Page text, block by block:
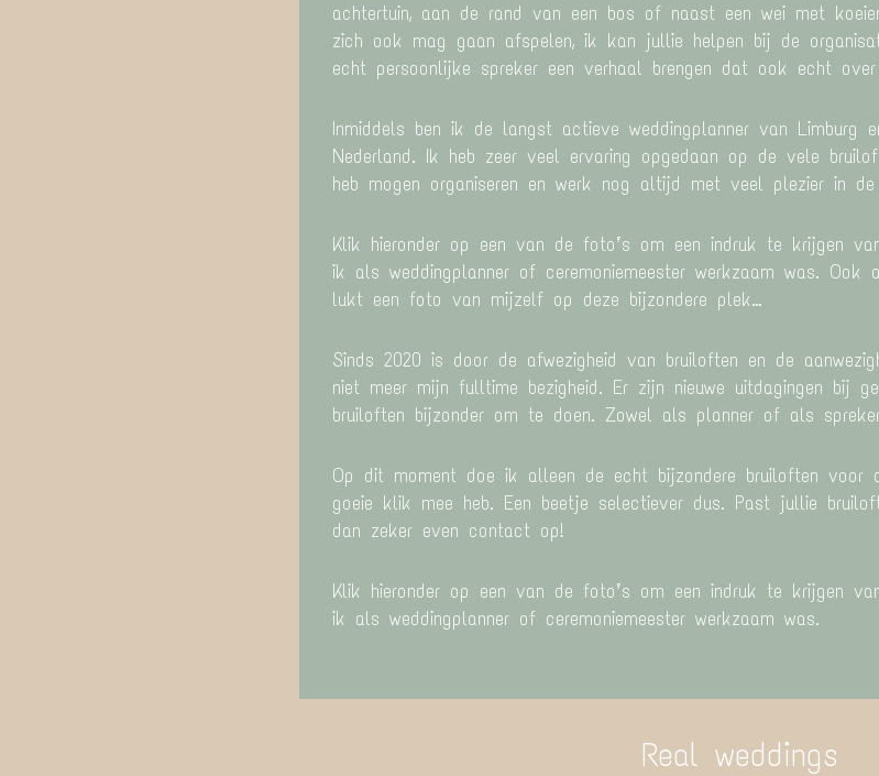
achtertuin, aan de rand van een bos of naast een wei met
zich ook mag gaan afspelen, ik kan jullie helpen bij de
echt persoonlijke spreker een verhaal brengen dat ook echt
Inmiddels ben ik de langst actieve weddingplanner van Limburg
Nederland. Ik heb zeer veel ervaring opgedaan op de vele
heb mogen organiseren en werk nog altijd met veel plezier in de
Klik hieronder op een van de foto’s om een indruk te krijgen
ik als weddingplanner of ceremoniemeester werkzaam was.
lukt een foto van mijzelf op deze bijzondere plek…
Sinds 2020 is door de afwezigheid van bruiloften en de
niet meer mijn fulltime bezigheid. Er zijn nieuwe uitdagingen bij
bruiloften bijzonder om te doen. Zowel als planner of als
Op dit moment doe ik alleen de echt bijzondere bruiloften voor
goeie klik mee heb. Een beetje selectiever dus. Past jullie
dan zeker even contact op!
Klik hieronder op een van de foto’s om een indruk te krijgen
ik als weddingplanner of ceremoniemeester werkzaam was.
Real weddings